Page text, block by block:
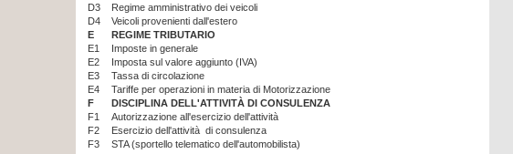
D3
Regime amministrativo dei veicoli
D4
Veicoli provenienti dall'estero
E
REGIME TRIBUTARIO
E1
Imposte in generale
E2
Imposta sul valore aggiunto (IVA)
E3
Tassa di circolazione
E4
Tariffe per operazioni in materia di Motorizzazione
F
DISCIPLINA DELL'ATTIVITÀ DI CONSULENZA
F1
Autorizzazione all'esercizio dell'attività
F2
Esercizio dell'attività di consulenza
F3
STA (sportello telematico dell'automobilista)